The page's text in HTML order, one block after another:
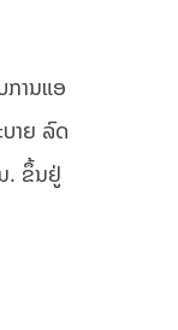
ານແອ
າຍ ລົດ
. ຂຶ້ນຢູ່